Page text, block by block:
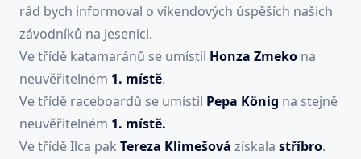
rád bych informoval o víkendových úspěších našich
závodníků na Jesenici.
Ve třídě katamaránů se umístil Honza Zmeko na
neuvěřitelném 1. místě.
Ve třídě raceboardů se umístil Pepa König na stejně
neuvěřitelném 1. místě.
Ve třídě Ilca pak Tereza Klimešová získala stříbro.